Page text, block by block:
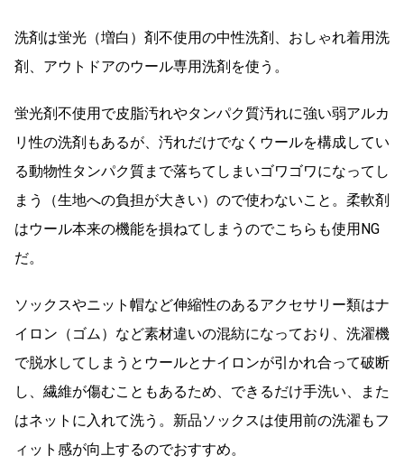
洗剤は蛍光（増白）剤不使用の中性洗剤、おしゃれ着用洗
剤、アウトドアのウール専用洗剤を使う。
蛍光剤不使用で皮脂汚れやタンパク質汚れに強い弱アルカ
リ性の洗剤もあるが、汚れだけでなくウールを構成してい
る動物性タンパク質まで落ちてしまいゴワゴワになってし
まう（生地への負担が大きい）ので使わないこと。柔軟剤
はウール本来の機能を損ねてしまうのでこちらも使用NG
だ。
ソックスやニット帽など伸縮性のあるアクセサリー類はナ
イロン（ゴム）など素材違いの混紡になっており、洗濯機
で脱水してしまうとウールとナイロンが引かれ合って破断
し、繊維が傷むこともあるため、できるだけ手洗い、また
はネットに入れて洗う。新品ソックスは使用前の洗濯もフ
ィット感が向上するのでおすすめ。